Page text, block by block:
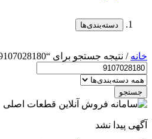
دسته‌بندی‌ها
خانه / نتیجه جستجو برای “9107028180”
جستجو
آگهی پیدا نشد